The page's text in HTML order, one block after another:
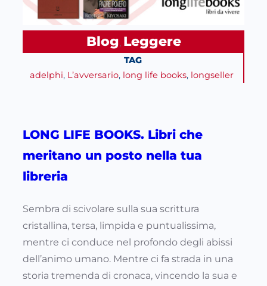
Blog, Leggere
TAG
adelphi, L’avversario, long life books, longseller
LONG LIFE BOOKS. Libri che
meritano un posto nella tua
libreria
Sembra di scivolare sulla sua scrittura
cristallina, tersa, limpida e puntualissima,
mentre ci conduce nel profondo degli abissi
dell’animo umano. Mentre ci fa strada in una
storia tremenda di cronaca, vincendo la sua e